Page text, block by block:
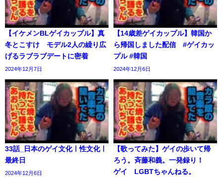
【イケメンBLゲイカップル】真
冬とこすけ モデル2人の繰り広
げるラブラブデートに密着
2024年12月7日
【14歳差ゲイカップル】韓国か
ら帰国しました配信 #ゲイカッ
プル #韓国
2024年12月6日
33話_日本のゲイ文化ㅣ性文化ㅣ
最終日
2024年12月6日
【歌ってみた】ゲイの歩いて帰
ろう。斉藤和義。一発録り！
ゲイ LGBTちゃんねる。